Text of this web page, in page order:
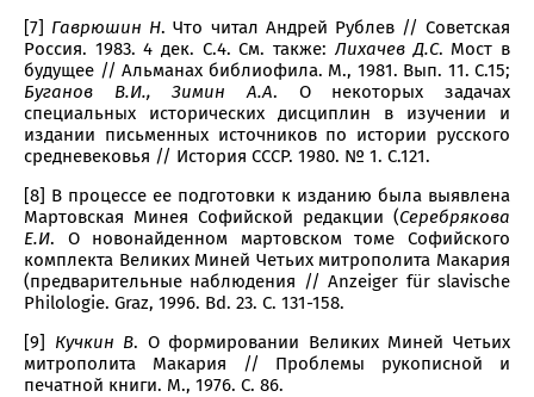
[7] Гаврюшин Н. Что читал Андрей Рублев // Советская
Россия. 1983. 4 дек. С.4. См. также:Лихачев Д.С. Мост в
будущее // Альманах библиофила. М., 1981. Вып. 11. С.15;
Буганов В.И., Зимин А.А. О некоторых задачах
специальных исторических дисциплин в изучении и
издании письменных источников по истории русского
средневековья // История СССР. 1980. № 1. С.121.
[8] В процессе ее подготовки к изданию была выявлена
Мартовская Минея Софийской редакции (Серебрякова
Е.И. О новонайденном мартовском томе Софийского
комплекта Великих Миней Четьих митрополита Макария
(предварительные наблюдения // Anzeiger für slavische
Philologie. Graz, 1996. Вd. 23. С. 131-158.
[9] Кучкин В. О формировании Великих Миней Четьих
митрополита Макария // Проблемы рукописной и
печатной книги. М., 1976. С. 86.